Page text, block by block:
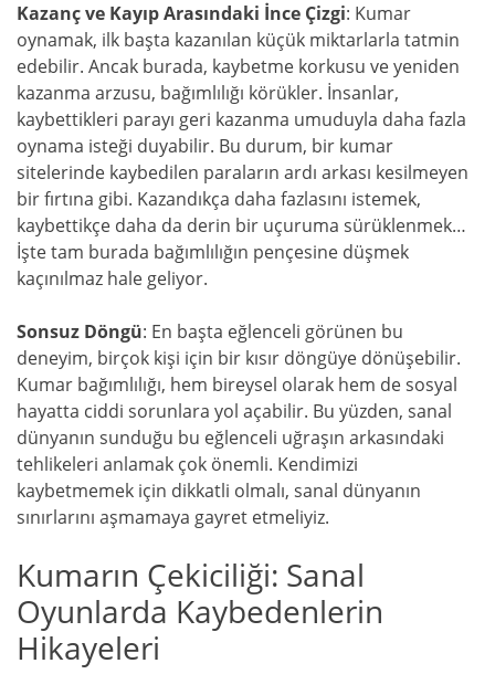
Kazanç ve Kayıp Arasındaki İnce Çizgi: Kumar
oynamak, ilk başta kazanılan küçük miktarlarla tatmin
edebilir. Ancak burada, kaybetme korkusu ve yeniden
kazanma arzusu, bağımlılığı körükler. İnsanlar,
kaybettikleri parayı geri kazanma umuduyla daha fazla
oynama isteği duyabilir. Bu durum, bir kumar
sitelerinde kaybedilen paraların ardı arkası kesilmeyen
bir fırtına gibi. Kazandıkça daha fazlasını istemek,
kaybettikçe daha da derin bir uçuruma sürüklenmek…
İşte tam burada bağımlılığın pençesine düşmek
kaçınılmaz hale geliyor.
Sonsuz Döngü: En başta eğlenceli görünen bu
deneyim, birçok kişi için bir kısır döngüye dönüşebilir.
Kumar bağımlılığı, hem bireysel olarak hem de sosyal
hayatta ciddi sorunlara yol açabilir. Bu yüzden, sanal
dünyanın sunduğu bu eğlenceli uğraşın arkasındaki
tehlikeleri anlamak çok önemli. Kendimizi
kaybetmemek için dikkatli olmalı, sanal dünyanın
sınırlarını aşmamaya gayret etmeliyiz.
Kumarın Çekiciliği: Sanal
Oyunlarda Kaybedenlerin
Hikayeleri